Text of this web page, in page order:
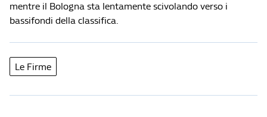
mentre il Bologna sta lentamente scivolando verso i
bassifondi della classifica.
Le Firme